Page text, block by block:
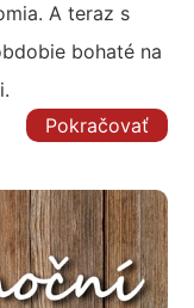
A teraz s
bohaté na
Pokračovať